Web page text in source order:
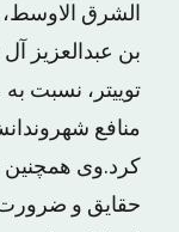
الشرق
بن عبدالعزیز
توییتر، نسبت
منافع
کرد.وی
حقایق و ضرورت